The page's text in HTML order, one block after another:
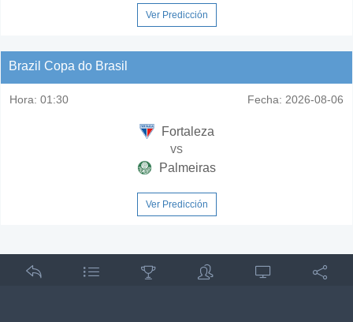
Ver Predicción
Brazil Copa do Brasil
Hora: 01:30 Fecha: 2026-08-06
Fortaleza
vs
Palmeiras
Ver Predicción